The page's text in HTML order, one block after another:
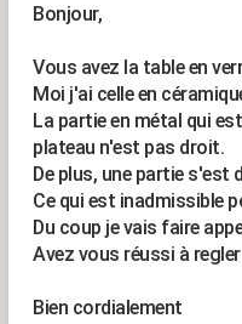
Bonjour,
Vous avez la table en
Moi j'ai celle en
La partie en métal qui
plateau n'est pas droit.
De plus, une partie s'est
Ce qui est inadmissible
Du coup je vais faire
Avez vous réussi à
Bien cordialement